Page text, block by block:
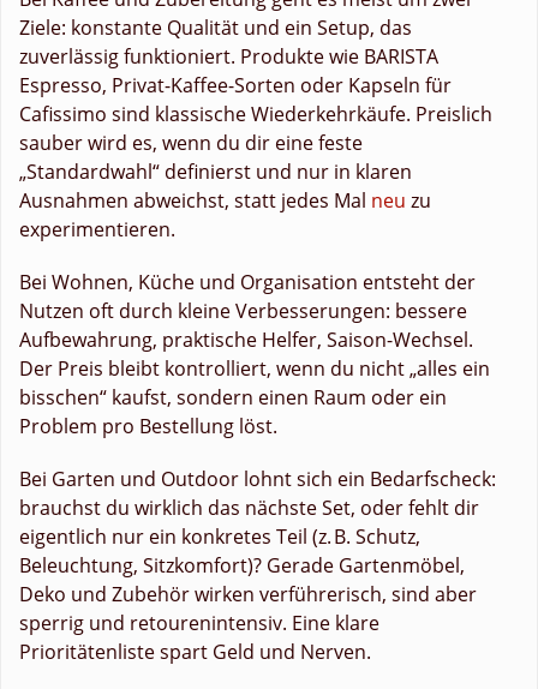
Ziele: konstante Qualität und ein Setup, das
zuverlässig funktioniert. Produkte wie BARISTA
Espresso, Privat-Kaffee-Sorten oder Kapseln für
Cafissimo sind klassische Wiederkehrkäufe. Preislich
sauber wird es, wenn du dir eine feste
„Standardwahl“ definierst und nur in klaren
Ausnahmen abweichst, statt jedes Mal neu zu
experimentieren.
Bei Wohnen, Küche und Organisation entsteht der
Nutzen oft durch kleine Verbesserungen: bessere
Aufbewahrung, praktische Helfer, Saison-Wechsel.
Der Preis bleibt kontrolliert, wenn du nicht „alles ein
bisschen“ kaufst, sondern einen Raum oder ein
Problem pro Bestellung löst.
Bei Garten und Outdoor lohnt sich ein Bedarfscheck:
brauchst du wirklich das nächste Set, oder fehlt dir
eigentlich nur ein konkretes Teil (z. B. Schutz,
Beleuchtung, Sitzkomfort)? Gerade Gartenmöbel,
Deko und Zubehör wirken verführerisch, sind aber
sperrig und retourenintensiv. Eine klare
Prioritätenliste spart Geld und Nerven.